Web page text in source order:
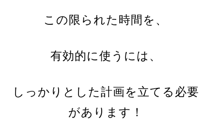
この限られた時間を、
有効的に使うには、
しっかりとした計画を立てる必要
があります！